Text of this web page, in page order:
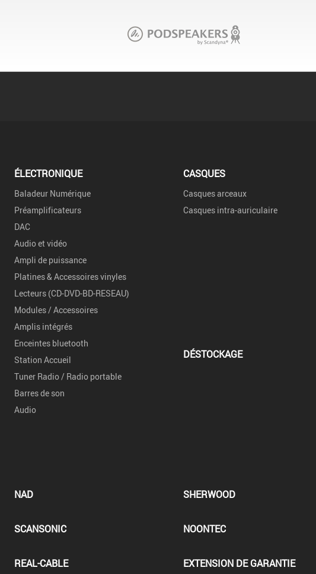
ÉLECTRONIQUE
Baladeur Numérique
Préamplificateurs
DAC
Audio et vidéo
Ampli de puissance
Platines & Accessoires vinyles
Lecteurs (CD-DVD-BD-RESEAU)
Modules / Accessoires
Amplis intégrés
Enceintes bluetooth
Station Accueil
Tuner Radio / Radio portable
Barres de son
Audio
CASQUES
Casques arceaux
Casques intra-auriculaire
DÉSTOCKAGE
NAD SHERWOOD
SCANSONIC NOONTEC
REAL-CABLE EXTENSION DE GARANTIE